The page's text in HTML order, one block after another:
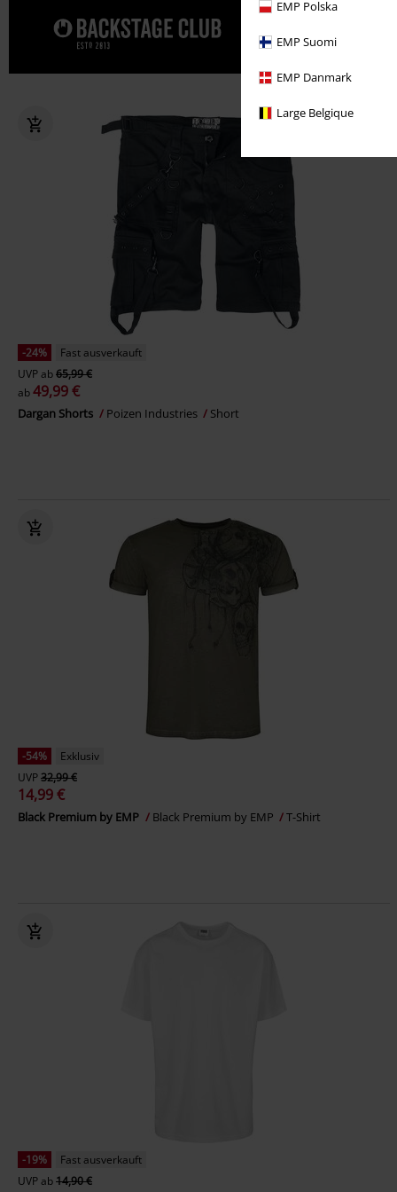
EMP Polska
EMP Suomi
EMP Danmark
Large Belgique
Gönn' dir
-24%
Fast ausverkauft
UVPab65,99 €
ab49,99 €
Dargan Shorts Poizen Industries Short
-54%
Exklusiv
UVP32,99 €
14,99 €
Black Premium by EMP Black Premium by EMP T-Shirt
-19%
Fast ausverkauft
UVPab14,90 €